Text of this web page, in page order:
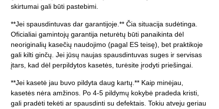
skirtumai gali būti pastebimi.
**Jei spausdintuvas dar garantijoje.** Čia situacija sudėtinga.
Oficialiai gamintojų garantija neturėtų būti panaikinta dėl
neoriginalių kasečių naudojimo (pagal ES teisę), bet praktikoje
gali kilti ginčų. Jei jūsų naujas spausdintuvas suges ir servisas
įtars, kad dėl perpildytos kasetės, turėsite įrodyti priešingai.
**Jei kasetė jau buvo pildyta daug kartų.** Kaip minėjau,
kasetės nėra amžinos. Po 4-5 pildymų kokybė pradeda kristi,
gali pradėti tekėti ar spausdinti su defektais. Tokiu atveju geriau